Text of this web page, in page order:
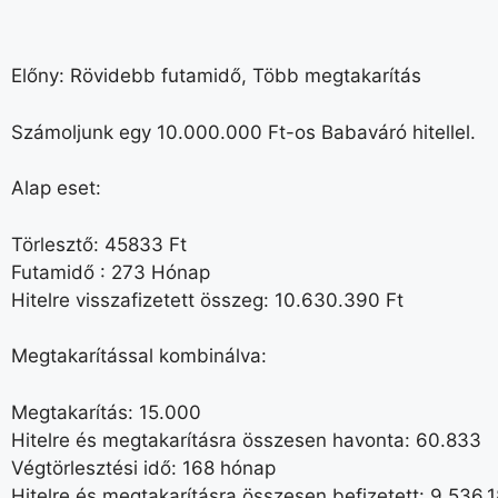
Előny: Rövidebb futamidő, Több megtakarítás
Számoljunk egy 10.000.000 Ft-os Babaváró hitellel.
Alap eset:
Törlesztő: 45833 Ft
Futamidő : 273 Hónap
Hitelre visszafizetett összeg: 10.630.390 Ft
Megtakarítással kombinálva:
Megtakarítás: 15.000
Hitelre és megtakarításra összesen havonta: 60.833
Végtörlesztési idő: 168 hónap